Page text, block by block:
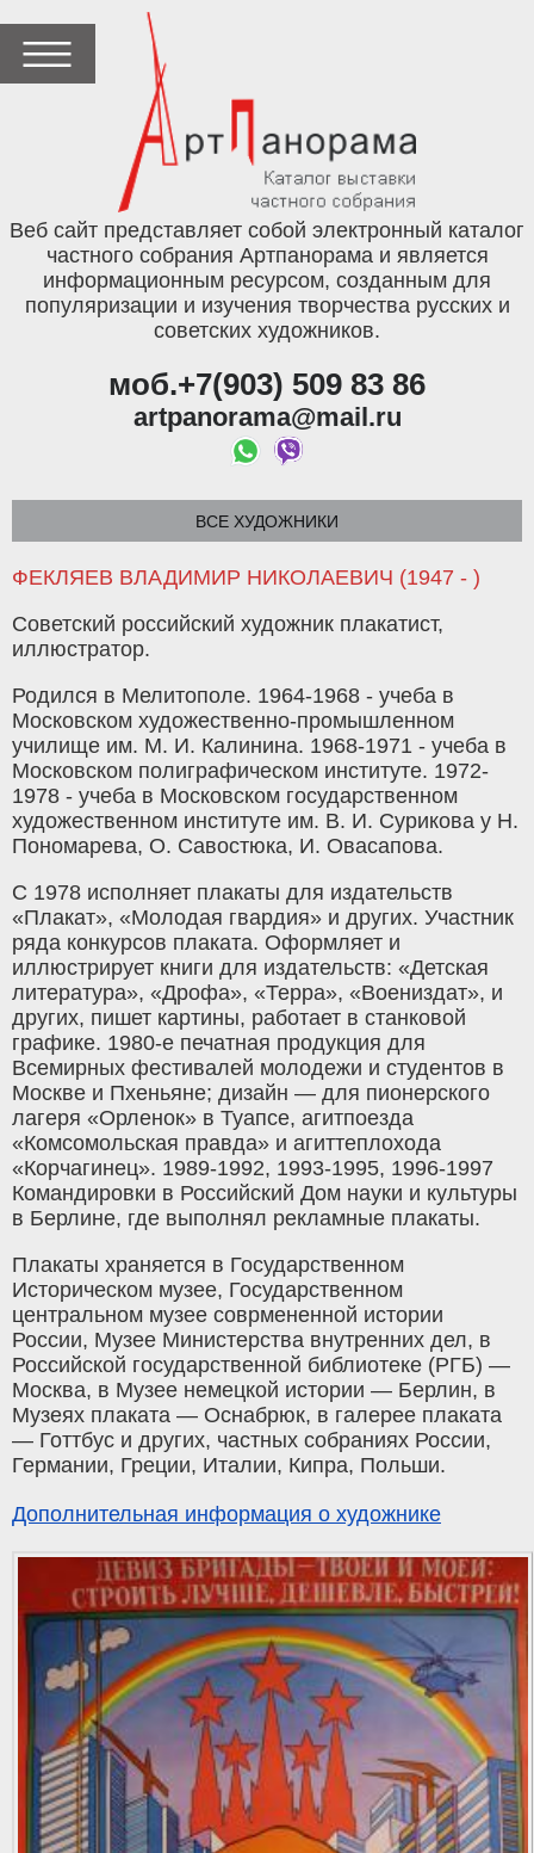
Веб сайт представляет собой электронный каталог
частного собрания Артпанорама и является
информационным ресурсом, созданным для
популяризации и изучения творчества русских и
советских художников.
моб.+7(903) 509 83 86
artpanorama@mail.ru
ВСЕ ХУДОЖНИКИ
ФЕКЛЯЕВ ВЛАДИМИР НИКОЛАЕВИЧ (1947 - )
Советский российский художник плакатист,
иллюстратор.
Родился в Мелитополе. 1964-1968 - учеба в
Московском художественно-промышленном
училище им. М. И. Калинина. 1968-1971 - учеба в
Московском полиграфическом институте. 1972-
1978 - учеба в Московском государственном
художественном институте им. В. И. Сурикова у Н.
Пономарева, О. Савостюка, И. Овасапова.
С 1978 исполняет плакаты для издательств
«Плакат», «Молодая гвардия» и других. Участник
ряда конкурсов плаката. Оформляет и
иллюстрирует книги для издательств: «Детская
литература», «Дрофа», «Терра», «Воениздат», и
других, пишет картины, работает в станковой
графике. 1980-е печатная продукция для
Всемирных фестивалей молодежи и студентов в
Москве и Пхеньяне; дизайн — для пионерского
лагеря «Орленок» в Туапсе, агитпоезда
«Комсомольская правда» и агиттеплохода
«Корчагинец». 1989-1992, 1993-1995, 1996-1997
Командировки в Российский Дом науки и культуры
в Берлине, где выполнял рекламные плакаты.
Плакаты храняется в Государственном
Историческом музее, Государственном
центральном музее соврмененной истории
России, Музее Министерства внутренних дел, в
Российской государственной библиотеке (РГБ) —
Москва, в Музее немецкой истории — Берлин, в
Музеях плаката — Оснабрюк, в галерее плаката
— Готтбус и других, частных собраниях России,
Германии, Греции, Италии, Кипра, Польши.
Дополнительная информация о художнике